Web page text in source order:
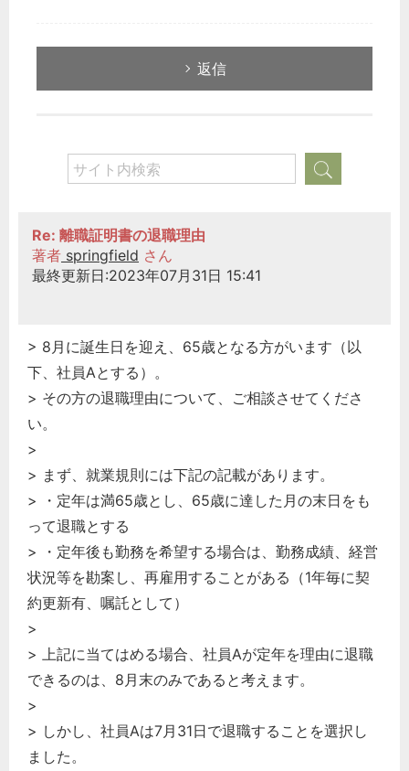
返信
Re: 離職証明書の退職理由
著者 springfield さん
最終更新日:2023年07月31日 15:41
> 8月に誕生日を迎え、65歳となる方がいます（以
下、社員Aとする）。
> その方の退職理由について、ご相談させてくださ
い。
>
> まず、就業規則には下記の記載があります。
> ・定年は満65歳とし、65歳に達した月の末日をも
って退職とする
> ・定年後も勤務を希望する場合は、勤務成績、経営
状況等を勘案し、再雇用することがある（1年毎に契
約更新有、嘱託として）
>
> 上記に当てはめる場合、社員Aが定年を理由に退職
できるのは、8月末のみであると考えます。
>
> しかし、社員Aは7月31日で退職することを選択し
ました。